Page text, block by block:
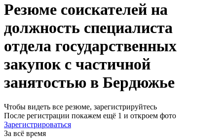
Резюме соискателей на
должность специалиста
отдела государственных
закупок с частичной
занятостью в Бердюжье
Чтобы видеть все резюме, зарегистрируйтесь
После регистрации покажем ещё 1 и откроем фото
Зарегистрироваться
За всё время